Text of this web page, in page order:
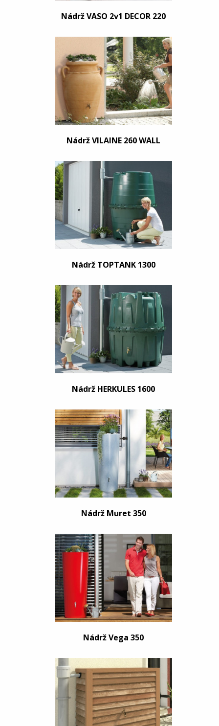
Nádrž VASO 2v1 DECOR 220
Nádrž VILAINE 260 WALL
Nádrž TOPTANK 1300
Nádrž HERKULES 1600
Nádrž Muret 350
Nádrž Vega 350